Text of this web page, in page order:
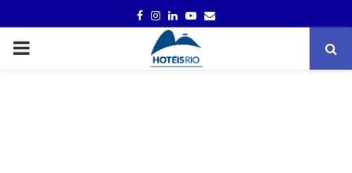
FACEBOOK
INSTAGRAM
LINKEDINYOUTUBE
EMAIL
PRIMARY